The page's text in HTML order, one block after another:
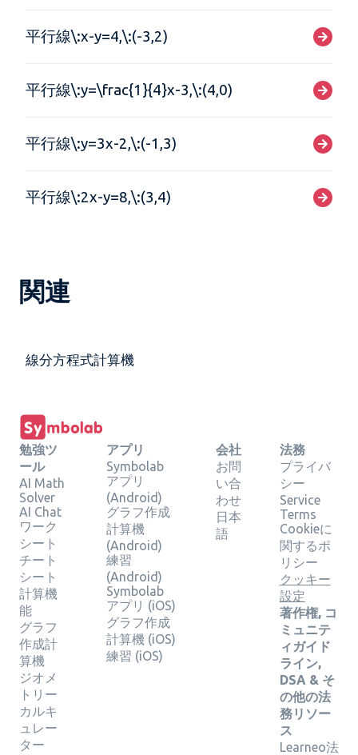
平行線\:x-y=4,\:(-3,2)
平行線\:y=\frac{1}{4}x-3,\:(4,0)
平行線\:y=3x-2,\:(-1,3)
平行線\:2x-y=8,\:(3,4)
関連
線分方程式計算機
勉強ツ
ール
AI Math
Solver
AI Chat
ワーク
シート
チート
シート
計算機
能
グラフ
作成計
算機
ジオメ
トリー
カルキ
ュレー
ター
アプリ
Symbolab
アプリ
(Android)
グラフ作成
計算機
(Android)
練習
(Android)
Symbolab
アプリ (iOS)
グラフ作成
計算機 (iOS)
練習 (iOS)
会社
お問
い合
わせ
日本
語
法務
プライバ
シー
Service
Terms
Cookieに
関するポ
リシー
クッキー
設定
著作権, コ
ミュニテ
ィガイド
ライン,
DSA & そ
の他の法
務リソー
ス
Learneo法